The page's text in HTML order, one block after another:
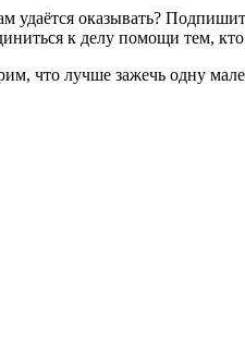
удаётся оказывать?
к делу помощи тем,
что лучше зажечь одну